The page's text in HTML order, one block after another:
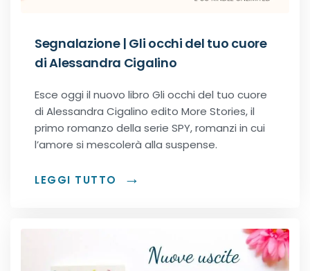
Music Romance
New adult
Office romance
QLGBT romance
Segnalazione | Gli occhi del tuo cuore
di Alessandra Cigalino
Esce oggi il nuovo libro Gli occhi del tuo cuore
di Alessandra Cigalino edito More Stories, il
primo romanzo della serie SPY, romanzi in cui
l’amore si mescolerà alla suspense.
LEGGI TUTTO